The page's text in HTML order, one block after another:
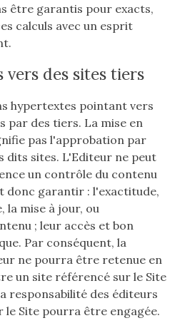
être garantis pour exacts,
calculs avec un esprit
vers des sites tiers
hypertextes pointant vers
par des tiers. La mise en
pas l'approbation par
dits sites. L'Editeur ne peut
un contrôle du contenu
donc garantir : l'exactitude,
la mise à jour, ou
; leur accès et bon
Par conséquent, la
ne pourra être retenue en
un site référencé sur le Site
responsabilité des éditeurs
le Site pourra être engagée.